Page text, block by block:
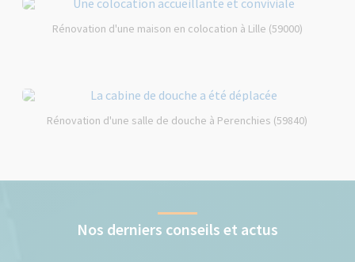
Rénovation d'une maison en colocation à Lille (59000)
Rénovation d'une salle de douche à Perenchies (59840)
Nos derniers conseils et actus